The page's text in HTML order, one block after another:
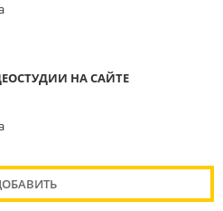
НА САЙТЕ